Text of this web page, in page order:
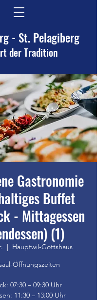
- St. Pelagiberg
der Tradition
Gastronomie
Buffet
- Mittagessen
(1)
  |
Hauptwil-Gottshaus
Öffnungszeiten
07:30 – 09:30 Uhr
11:30 – 13:00 Uhr